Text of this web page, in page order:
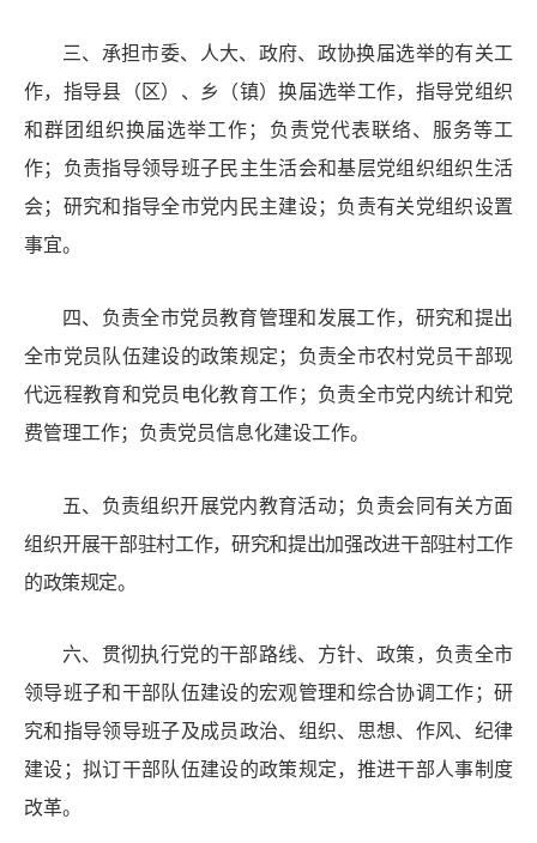
三、 承担市委、人大、政府、政协换届选举的有关工
作，指导县（区）、乡（镇）换届选举工作，指导党组织
和群团组织换届选举工作；负责党代表联络、服务等工
作；负责指导领导班子民主生活会和基层党组织组织生活
会；研究和指导全市党内民主建设；负责有关党组织设置
事宜。
四、 负责全市党员教育管理和发展工作，研究和提出
全市党员队伍建设的政策规定；负责全市农村党员干部现
代远程教育和党员电化教育工作；负责全市党内统计和党
费管理工作；负责党员信息化建设工作。
五、 负责组织开展党内教育活动；负责会同有关方面
组织开展干部驻村工作，研究和提出加强改进干部驻村工作
的政策规定。
六、 贯彻执行党的干部路线、方针、政策，负责全市
领导班子和干部队伍建设的宏观管理和综合协调工作；研
究和指导领导班子及成员政治、组织、思想、作风、纪律
建设；拟订干部队伍建设的政策规定，推进干部人事制度
改革。